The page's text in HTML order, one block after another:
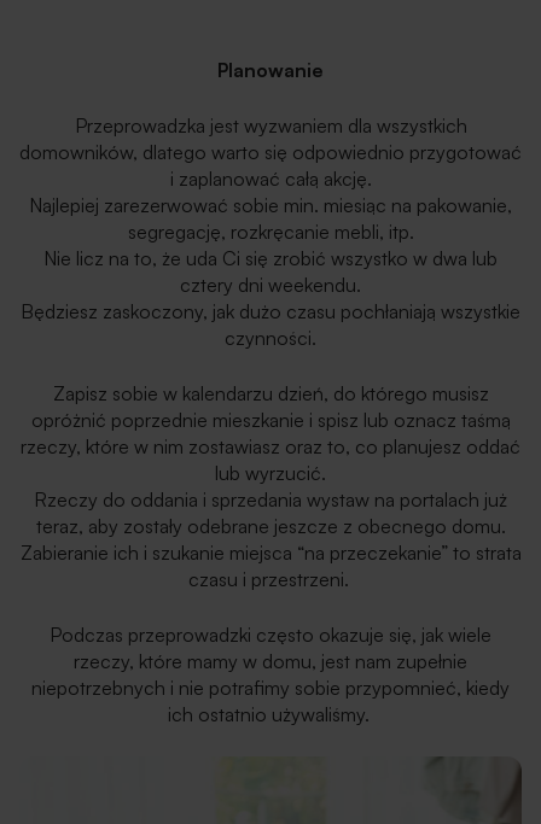
Planowanie
Przeprowadzka jest wyzwaniem dla wszystkich
domowników, dlatego warto się odpowiednio przygotować
i zaplanować całą akcję.
Najlepiej zarezerwować sobie min. miesiąc na pakowanie,
segregację, rozkręcanie mebli, itp.
Nie licz na to, że uda Ci się zrobić wszystko w dwa lub
cztery dni weekendu.
Będziesz zaskoczony, jak dużo czasu pochłaniają wszystkie
czynności.
Zapisz sobie w kalendarzu dzień, do którego musisz
opróżnić poprzednie mieszkanie i spisz lub oznacz taśmą
rzeczy, które w nim zostawiasz oraz to, co planujesz oddać
lub wyrzucić.
Rzeczy do oddania i sprzedania wystaw na portalach już
teraz, aby zostały odebrane jeszcze z obecnego domu.
Zabieranie ich i szukanie miejsca “na przeczekanie” to strata
czasu i przestrzeni.
Podczas przeprowadzki często okazuje się, jak wiele
rzeczy, które mamy w domu, jest nam zupełnie
niepotrzebnych i nie potrafimy sobie przypomnieć, kiedy
ich ostatnio używaliśmy.